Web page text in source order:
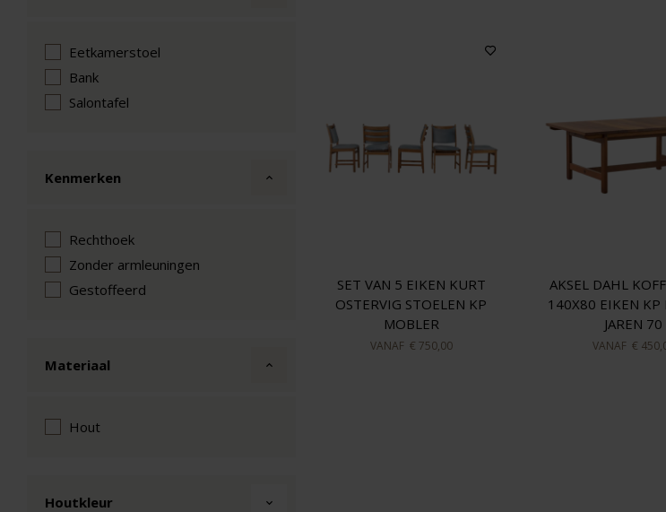
Eetkamerstoel
Bank
Salontafel
Kenmerken
Rechthoek
Zonder armleuningen
Gestoffeerd
Materiaal
Hout
Houtkleur
SET VAN 5 EIKEN KURT
OSTERVIG STOELEN KP
MOBLER
VANAF € 750,00
AKSEL DAHL
140X80 EIKEN KP
JAREN 70
VANAF €